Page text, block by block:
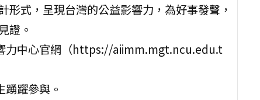
式，呈現台灣的公益影響力，為好事發聲，
證。
中心官網（https://aiimm.mgt.ncu.edu.t
躍參與。